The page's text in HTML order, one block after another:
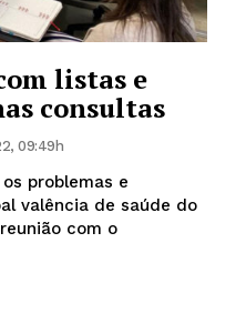
JÁ!
listas e
consultas
09:49h
problemas e
valência de saúde do